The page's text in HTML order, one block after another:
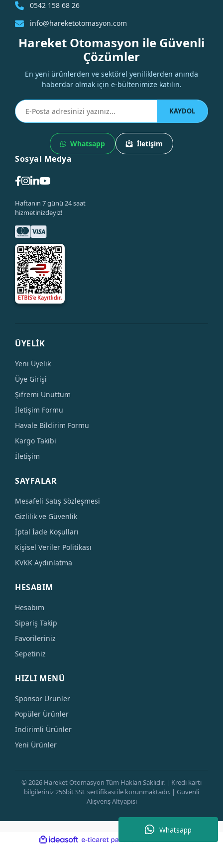
Whatsapp
0542 158 68 26
info@hareketotomasyon.com
Hareket Otomasyon ile Güvenli
Çözümler
En yeni ürünlerden ve sektörel yeniliklerden anında
haberdar olmak için e-bültenimize katılın.
KAYDOL
Whatsapp İletişim
Sosyal Medya
Haftanın 7 günü 24 saat
hizmetinizdeyiz!
ÜYELİK
Yeni Üyelik
Üye Girişi
Şifremi Unuttum
İletişim Formu
Havale Bildirim Formu
Kargo Takibi
İletişim
SAYFALAR
Mesafeli Satış Sözleşmesi
Gizlilik ve Güvenlik
İptal İade Koşulları
Kişisel Veriler Politikası
KVKK Aydınlatma
HESABIM
Hesabım
Sipariş Takip
Favorileriniz
Sepetiniz
HIZLI MENÜ
Sponsor Ürünler
Popüler Ürünler
İndirimli Ürünler
Yeni Ürünler
© 2026 Hareket Otomasyon Tüm Hakları Saklıdır. | Kredi kartı
bilgileriniz 256bit SSL sertifikası ile korunmaktadır. | Güvenli
Alışveriş Altyapısı
ideasoft